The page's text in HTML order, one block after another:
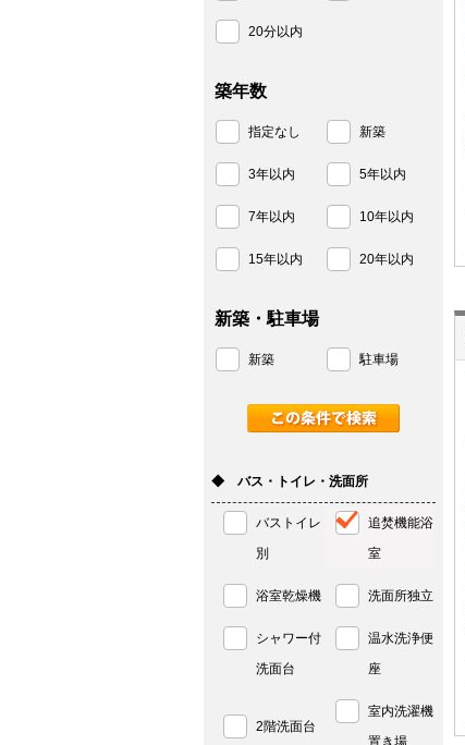
20分以内
築年数
指定なし 新築
3年以内 5年以内
7年以内 10年以内
15年以内 20年以内
新築・駐車場
新築 駐車場
◆ バス・トイレ・洗面所
バストイレ
別
追焚機能浴
室
浴室乾燥機 洗面所独立
シャワー付
洗面台
温水洗浄便
座
2階洗面台
室内洗濯機
置き場